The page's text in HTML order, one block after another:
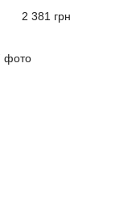
2 381 грн